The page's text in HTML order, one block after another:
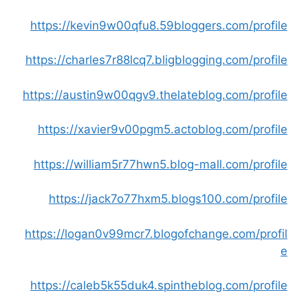
https://kevin9w00qfu8.59bloggers.com/profile
https://charles7r88lcq7.bligblogging.com/profile
https://austin9w00qgv9.thelateblog.com/profile
https://xavier9v00pgm5.actoblog.com/profile
https://william5r77hwn5.blog-mall.com/profile
https://jack7o77hxm5.blogs100.com/profile
https://logan0v99mcr7.blogofchange.com/profil
e
https://caleb5k55duk4.spintheblog.com/profile